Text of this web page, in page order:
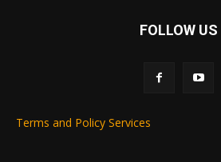
FOLLOW US
Terms and Policy Services